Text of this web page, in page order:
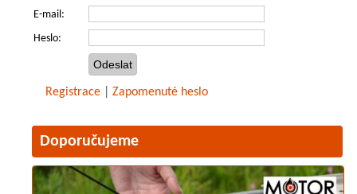
E-mail:
Heslo:
Registrace Zapomenuté heslo
Doporučujeme